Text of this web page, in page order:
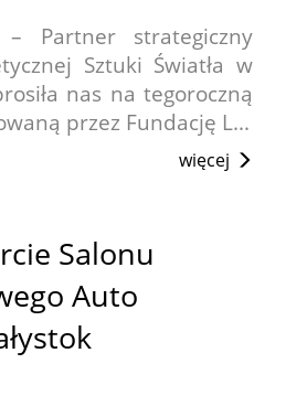
Partner strategiczny
Sztuki Światła w
nas na tegoroczną
przez Fundację L...
więcej
Salonu
Auto